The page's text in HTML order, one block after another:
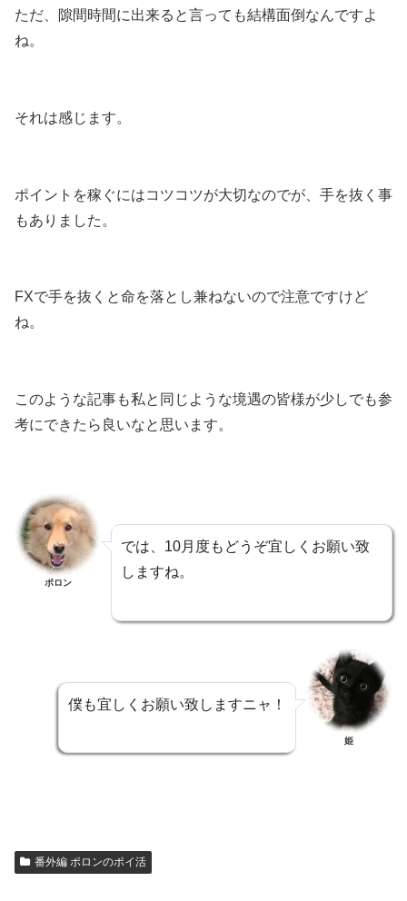
ただ、隙間時間に出来ると言っても結構面倒なんですよ
ね。
それは感じます。
ポイントを稼ぐにはコツコツが大切なのでが、手を抜く事
もありました。
FXで手を抜くと命を落とし兼ねないので注意ですけど
ね。
このような記事も私と同じような境遇の皆様が少しでも参
考にできたら良いなと思います。
ポロン
では、10月度もどうぞ宜しくお願い致
しますね。
僕も宜しくお願い致しますニャ！
姫
番外編 ポロンのポイ活